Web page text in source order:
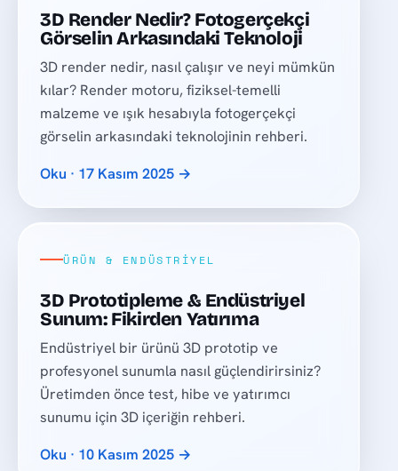
3D Render Nedir? Fotogerçekçi
Görselin Arkasındaki Teknoloji
3D render nedir, nasıl çalışır ve neyi mümkün
kılar? Render motoru, fiziksel-temelli
malzeme ve ışık hesabıyla fotogerçekçi
görselin arkasındaki teknolojinin rehberi.
Oku · 17 Kasım 2025 →
ÜRÜN & ENDÜSTRIYEL
3D Prototipleme & Endüstriyel
Sunum: Fikirden Yatırıma
Endüstriyel bir ürünü 3D prototip ve
profesyonel sunumla nasıl güçlendirirsiniz?
Üretimden önce test, hibe ve yatırımcı
sunumu için 3D içeriğin rehberi.
Oku · 10 Kasım 2025 →